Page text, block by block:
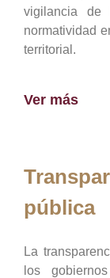
vigilancia de
normatividad
territorial.
Ver más
pública
La
los